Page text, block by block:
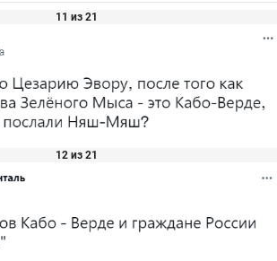
11 из 21
12 из 21